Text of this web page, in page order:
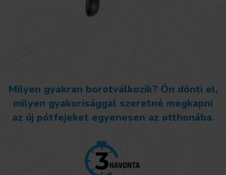
Milyen gyakran borotválkozik? Ön dönti el,
milyen gyakorisággal szeretné megkapni
az új pótfejeket egyenesen az otthonába.